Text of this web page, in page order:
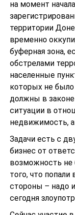
на момент
территории
временно
буферная зона,
обстрелами
населенные
которых не
должны в
ситуации в
недвижимость,
Задачи есть с
бизнес от
возможность не
того, что
стороны – надо
сегодня